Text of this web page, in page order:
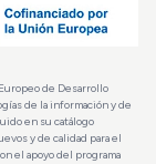
de Desarrollo
de la información y de
en su catálogo
y de calidad para el
el apoyo del programa